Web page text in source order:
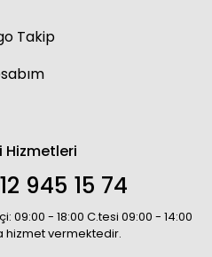
Takip
Hizmetleri
945 15 74
09:00 - 18:00 C.tesi 09:00 - 14:00
hizmet vermektedir.